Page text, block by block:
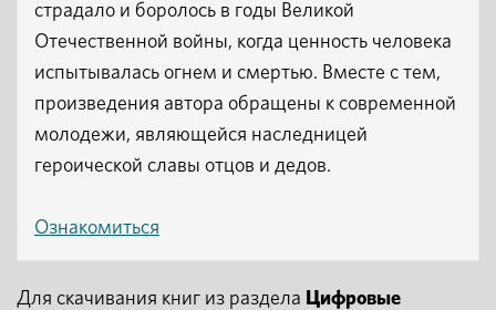
страдало и боролось в годы Великой
Отечественной войны, когда ценность человека
испытывалась огнем и смертью. Вместе с тем,
произведения автора обращены к современной
молодежи, являющейся наследницей
героической славы отцов и дедов.
Ознакомиться
Для скачивания книг из раздела Цифровые